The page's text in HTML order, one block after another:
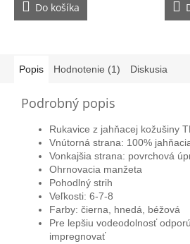
Do košíka
Popis Hodnotenie (1) Diskusia
Podrobný popis
Rukavice z jahňacej kožušiny
Vnútorná strana: 100%
Vonkajšia strana: povrchová
Ohrnovacia manžeta
Pohodlný strih
Veľkosti: 6-7-8
Farby: čierna, hnedá, béžová
Pre lepšiu vodeodolnosť
impregnovať